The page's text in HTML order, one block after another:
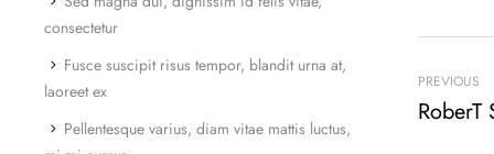
consectetur
Fusce suscipit risus tempor, blandit urna at,
laoreet ex
Pellentesque varius, diam vitae mattis luctus,
PREVIOUS
RoberT